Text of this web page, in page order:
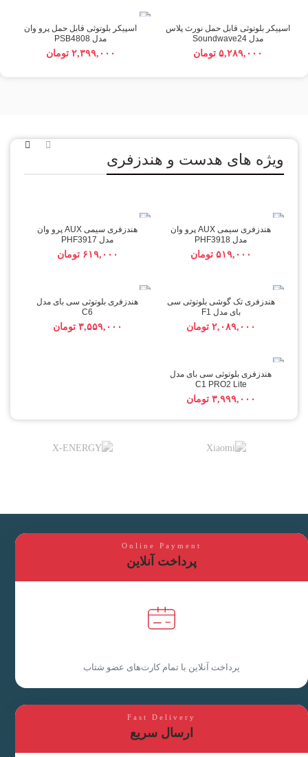
اسپیکر بلوتوثی قابل حمل نورث پلاس
مدل Soundwave24
تومان
اسپیکر بلوتوثی قابل حمل پرو وان
مدل PSB4808
تومان
ویژه های هدست و هندزفری
هندزفری سیمی AUX پرو وان
مدل PHF3918
تومان
هندزفری سیمی AUX پرو وان
مدل PHF3917
تومان
هندزفری تک گوشی بلوتوثی سی
بای مدل F1
تومان
هندزفری بلوتوثی سی بای مدل
C6
تومان
هندزفری بلوتوثی سی بای مدل
C1 PRO2 Lite
تومان
Online Payment
پرداخت آنلاین
پرداخت آنلاین با تمام کارت‌های عضو شتاب
Fast Delivery
ارسال سریع